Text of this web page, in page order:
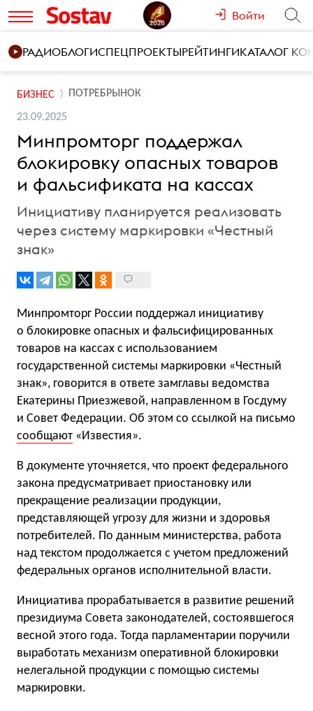
Войти
РАДИОБЛОГИСПЕЦПРОЕКТЫРЕЙТИНГИКАТАЛОГ
БИЗНЕС ПОТРЕБРЫНОК
23.09.2025
Минпромторг поддержал
блокировку опасных товаров
и фальсификата на кассах
Инициативу планируется реализовать
через систему маркировки «Честный
знак»
Минпромторг России поддержал инициативу
о блокировке опасных и фальсифицированных
товаров на кассах с использованием
государственной системы маркировки «Честный
знак», говорится в ответе замглавы ведомства
Екатерины Приезжевой, направленном в Госдуму
и Совет Федерации. Об этом со ссылкой на письмо
сообщают «Известия».
В документе уточняется, что проект федерального
закона предусматривает приостановку или
прекращение реализации продукции,
представляющей угрозу для жизни и здоровья
потребителей. По данным министерства, работа
над текстом продолжается с учетом предложений
федеральных органов исполнительной власти.
Инициатива прорабатывается в развитие решений
президиума Совета законодателей, состоявшегося
весной этого года. Тогда парламентарии поручили
выработать механизм оперативной блокировки
нелегальной продукции с помощью системы
маркировки.